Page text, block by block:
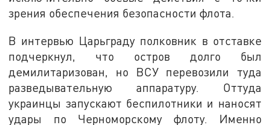
зрения обеспечения безопасности флота.
В интервью Царьграду полковник в отставке
подчеркнул, что остров долго был
демилитаризован, но ВСУ перевозили туда
разведывательную аппаратуру. Оттуда
украинцы запускают беспилотники и наносят
удары по Черноморскому флоту. Именно